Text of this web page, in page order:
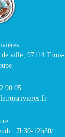
de ville, 97114 Trois-
90 05
:
: 7h30-12h30/